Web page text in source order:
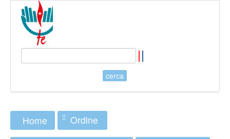
Home Ordine